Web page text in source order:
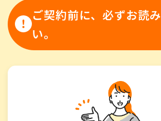
ご契約前に、必ずお読
い。